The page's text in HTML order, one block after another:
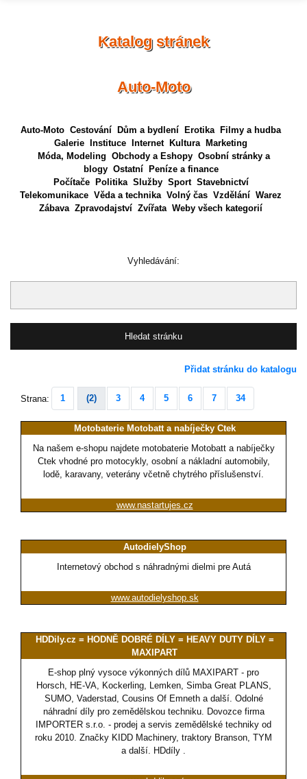
Katalog stránek
Auto-Moto
Auto-Moto Cestování Dům a bydlení Erotika
Filmy a hudba
Galerie
Instituce Internet Kultura
Marketing
Móda, Modeling Obchody a Eshopy Osobní stránky a
blogy Ostatní
Peníze a finance
Počítače
Politika Služby Sport Stavebnictví
Telekomunikace Věda a technika Volný čas Vzdělání Warez
Zábava Zpravodajství Zvířata Weby všech kategorií
Vyhledávání:
Přidat stránku do katalogu
Strana: 1 (2) 3 4 5 6 7 34
Motobaterie Motobatt a nabíječky Ctek
Na našem e-shopu najdete motobaterie Motobatt a nabíječky
Ctek vhodné pro motocykly, osobní a nákladní automobily,
lodě, karavany, veterány včetně chytrého příslušenství.
www.nastartujes.cz
AutodielyShop
Internetový obchod s náhradnými dielmi pre Autá
www.autodielyshop.sk
HDDily.cz = HODNĚ DOBRÉ DÍLY = HEAVY DUTY DÍLY =
MAXIPART
E-shop plný vysoce výkonných dílů MAXIPART - pro
Horsch, HE-VA, Kockerling, Lemken, Simba Great PLANS,
SUMO, Vaderstad, Cousins Of Emneth a další. Odolné
náhradní díly pro zemědělskou techniku. Dovozce firma
IMPORTER s.r.o. - prodej a servis zemědělské techniky od
roku 2010. Značky KIDD Machinery, traktory Branson, TYM
a další. HDdíly .